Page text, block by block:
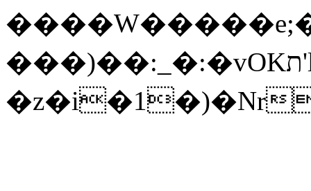
���)��:_�:�vOKת'lG�O@��c�����O�(ڦ.�j�t�!
�z�i�1�)�Nr